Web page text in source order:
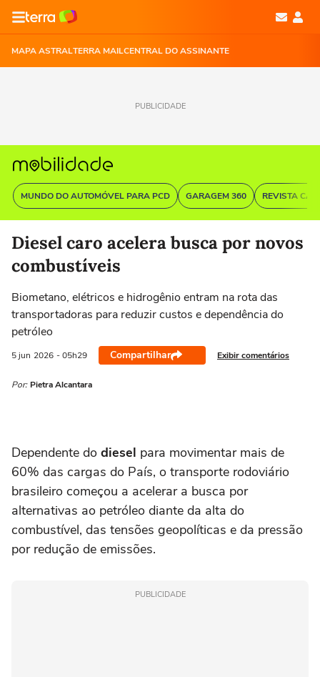
MAPA ASTRALTERRA MAILCENTRAL DO ASSINANTE
PUBLICIDADE
MUNDO DO AUTOMÓVEL PARA PCD GARAGEM 360 REVISTA
Diesel caro acelera busca por novos
combustíveis
Biometano, elétricos e hidrogênio entram na rota das
transportadoras para reduzir custos e dependência do
petróleo
5 jun 2026 - 05h29 Compartilhar Exibir comentários
Por: Pietra Alcantara
Dependente do diesel para movimentar mais de
60% das cargas do País, o transporte rodoviário
brasileiro começou a acelerar a busca por
alternativas ao petróleo diante da alta do
combustível, das tensões geopolíticas e da pressão
por redução de emissões.
PUBLICIDADE